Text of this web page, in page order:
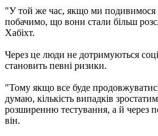
"У той же час, якщо ми подивимося
побачимо, що вони стали більш
Хабіхт.
Через це люди не дотримуються
становить певні ризики.
"Тому якщо все буде
думаю, кількість випадків
розширенню тестування, а й через
він.